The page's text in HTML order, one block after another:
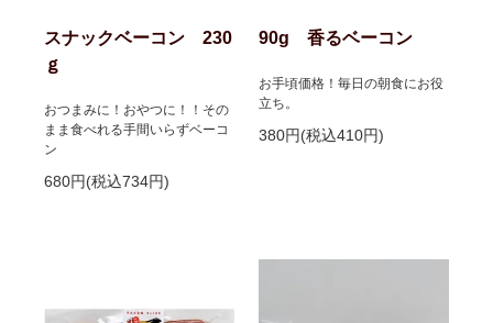
スナックベーコン 230
ｇ
おつまみに！おやつに！！その
まま食べれる手間いらずベーコ
ン
680円(税込734円)
90g 香るベーコン
お手頃価格！毎日の朝食にお役
立ち。
380円(税込410円)